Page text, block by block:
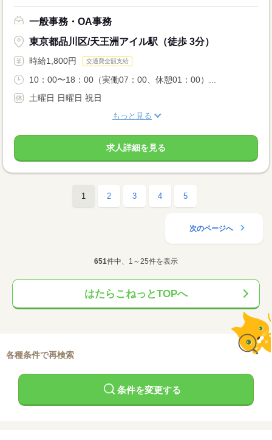
一般事務・OA事務
東京都品川区/天王洲アイル駅（徒歩 3分）
時給1,800円 交通費全額支給
10：00〜18：00（実働07：00、休憩01：00）...
土曜日 日曜日 祝日
もっと見る
求人詳細を見る
1 2 3 4 5
次のページへ
651件中、1～25件を表示
はたらこねっとTOPへ
各種条件で再検索
条件を変更する